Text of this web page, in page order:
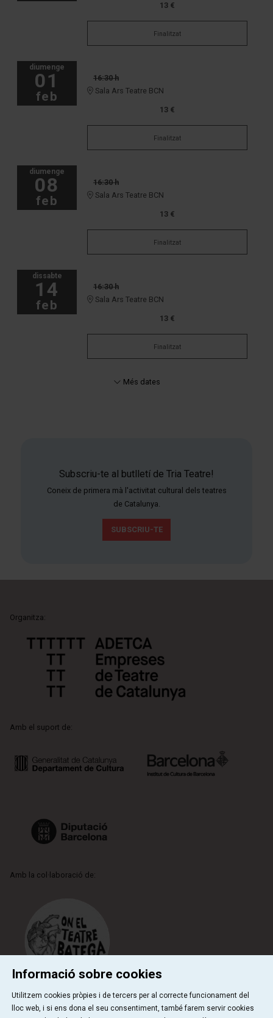
13 €
Finalitzat
diumenge
01
feb
16:30 h
Sala Ars Teatre BCN
13 €
Finalitzat
diumenge
08
feb
16:30 h
Sala Ars Teatre BCN
13 €
Finalitzat
dissabte
14
feb
16:30 h
Sala Ars Teatre BCN
13 €
Finalitzat
Més dates
Subscriu-te al butlletí de Tria Teatre!
Coneix de primera mà l'activitat cultural dels teatres
de Catalunya.
SUBSCRIU-TE
Organitza:
Amb el suport de:
Amb la col·laboració de:
Informació sobre cookies
Utilitzem cookies pròpies i de tercers per al correcte funcionament del
lloc web, i si ens dona el seu consentiment, també farem servir cookies